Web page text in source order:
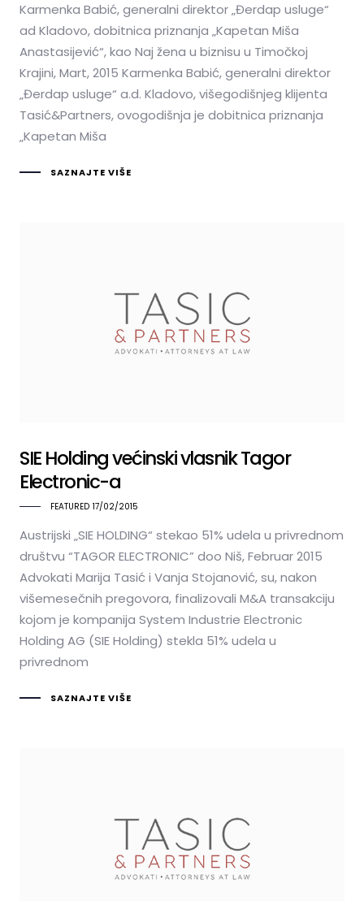
Karmenka Babić, generalni direktor „Đerdap usluge“
ad Kladovo, dobitnica priznanja „Kapetan Miša
Anastasijević“, kao Naj žena u biznisu u Timočkoj
Krajini, Mart, 2015 Karmenka Babić, generalni direktor
„Đerdap usluge“ a.d. Kladovo, višegodišnjeg klijenta
Tasić&Partners, ovogodišnja je dobitnica priznanja
„Kapetan Miša
SAZNAJTE VIŠE
SIE Holding većinski vlasnik Tagor
Electronic-a
FEATURED 17/02/2015
Austrijski „SIE HOLDING“ stekao 51% udela u privrednom
društvu “TAGOR ELECTRONIC” doo Niš, Februar 2015
Advokati Marija Tasić i Vanja Stojanović, su, nakon
višemesečnih pregovora, finalizovali M&A transakciju
kojom je kompanija System Industrie Electronic
Holding AG (SIE Holding) stekla 51% udela u
privrednom
SAZNAJTE VIŠE